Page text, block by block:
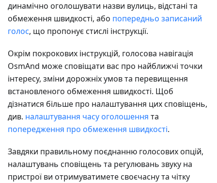
динамічно оголошувати назви вулиць, відстані та
обмеження швидкості, або попередньо записаний
голос, що пропонує стислі інструкції.
Окрім покрокових інструкцій, голосова навігація
OsmAnd може сповіщати вас про найближчі точки
інтересу, зміни дорожніх умов та перевищення
встановленого обмеження швидкості. Щоб
дізнатися більше про налаштування цих сповіщень,
див. налаштування часу оголошення та
попередження про обмеження швидкості.
Завдяки правильному поєднанню голосових опцій,
налаштувань сповіщень та регулювань звуку на
пристрої ви отримуватимете своєчасну та чітку